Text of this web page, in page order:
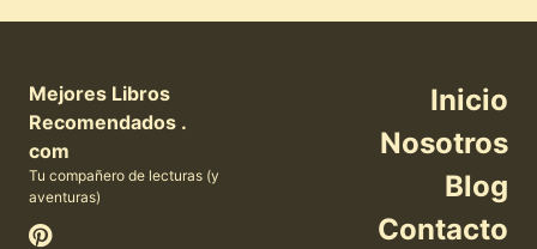
Mejores Libros
Recomendados .
com
Tu compañero de lecturas (y
aventuras)
Inicio
Nosotros
Blog
Contacto